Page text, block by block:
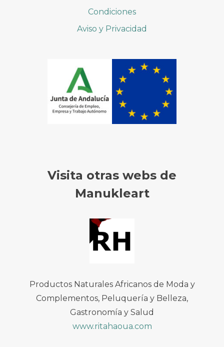
Condiciones
Aviso y Privacidad
Visita otras webs de
Manukleart
Productos Naturales Africanos de Moda y
Complementos, Peluquería y Belleza,
Gastronomía y Salud
www.ritahaoua.com